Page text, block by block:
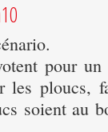
pour
les ploucs,
soient au